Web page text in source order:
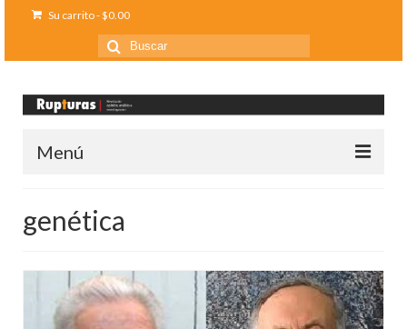
Su carrito-$0.00
Buscar
por:
Menú
Contáctanos
Opinión
genética